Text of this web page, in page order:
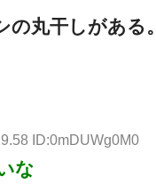
丸干しがある。
ID:0mDUWg0M0
な